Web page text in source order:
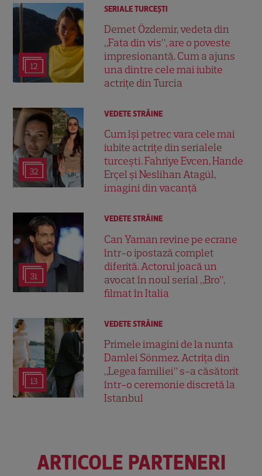
12
SERIALE TURCEŞTI
Demet Özdemir, vedeta din
„Fata din vis”, are o poveste
impresionantă. Cum a ajuns
una dintre cele mai iubite
actrițe din Turcia
32
VEDETE STRĂINE
Cum își petrec vara cele mai
iubite actrițe din serialele
turcești. Fahriye Evcen, Hande
Erçel și Neslihan Atagül,
imagini din vacanță
31
VEDETE STRĂINE
Can Yaman revine pe ecrane
într-o ipostază complet
diferită. Actorul joacă un
avocat în noul serial „Bro”,
filmat în Italia
13
VEDETE STRĂINE
Primele imagini de la nunta
Damlei Sönmez. Actrița din
„Legea familiei” s-a căsătorit
într-o ceremonie discretă la
Istanbul
ARTICOLE PARTENERI